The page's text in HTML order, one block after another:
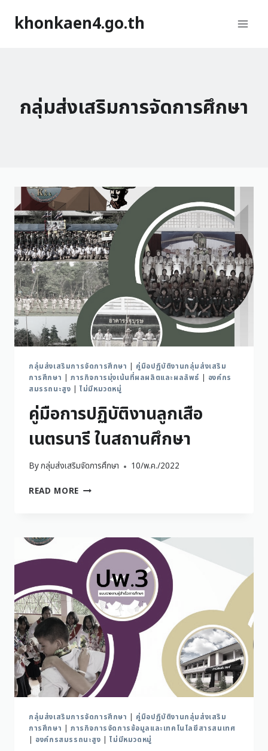
khonkaen4.go.th
กลุ่มส่งเสริมการจัดการศึกษา
กลุ่มส่งเสริมการจัดการศึกษา | คู่มือปฏิบัติงานกลุ่มส่งเสริม
การศึกษา | ภารกิจการมุ่งเน้นที่ผลผลิตและผลลัพธ์ | องค์กร
สมรรถนะสูง |ไม่มีหมวดหมู่
คู่มือการปฏิบัติงานลูกเสือ
เนตรนารี ในสถานศึกษา
Byกลุ่มส่งเสริมจัดการศึกษา 10/พ.ค./2022
READ MORE
กลุ่มส่งเสริมการจัดการศึกษา | คู่มือปฏิบัติงานกลุ่มส่งเสริม
การศึกษา | ภารกิจการจัดการข้อมูลและเทคโนโลยีสารสนเทศ
| องค์กรสมรรถนะสูง |ไม่มีหมวดหมู่